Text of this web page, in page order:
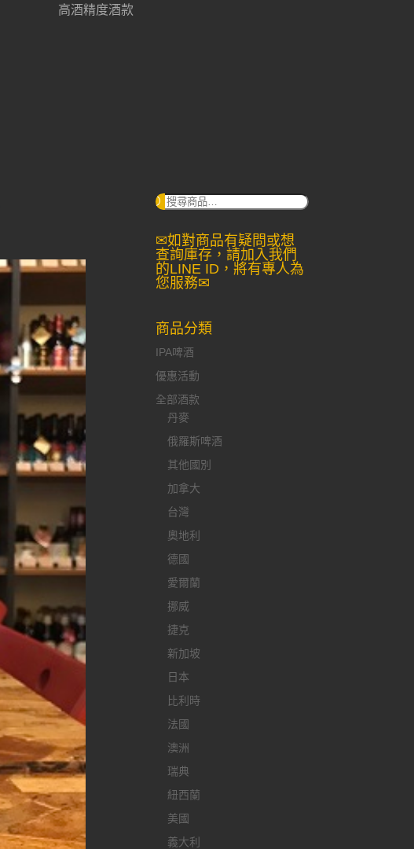
高酒精度酒款
搜
✉如對商品有疑問或想
查詢庫存，請加入我們
的LINE ID，將有專人為
您服務✉
商品分類
IPA啤酒
優惠活動
全部酒款
丹麥
俄羅斯啤酒
其他國別
加拿大
台灣
奧地利
德國
愛爾蘭
挪威
捷克
新加坡
日本
比利時
法國
澳洲
瑞典
紐西蘭
美國
義大利